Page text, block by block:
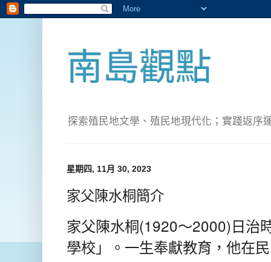
南島觀點
探索殖民地文學、殖民地現代化；實踐返序
星期四, 11月 30, 2023
家父陳水桐簡介
家父陳水桐(1920～2000)日治
學校」。一生奉獻教育，他在